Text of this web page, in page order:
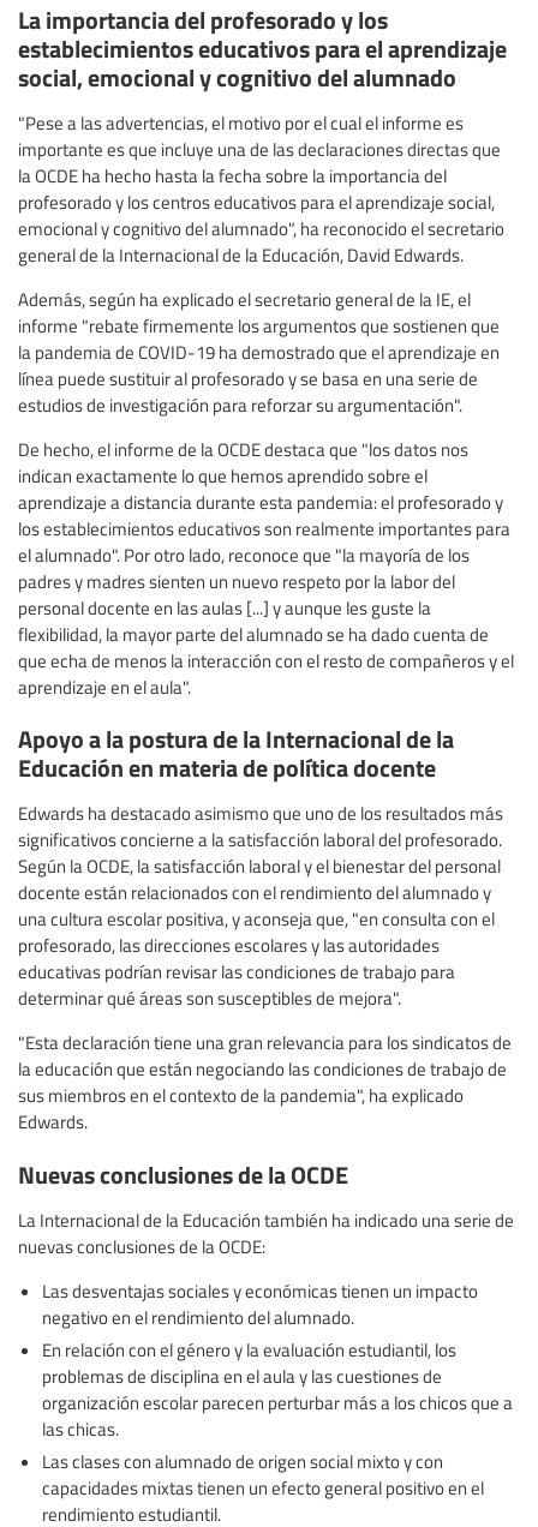
La importancia del profesorado y los
establecimientos educativos para el aprendizaje
social, emocional y cognitivo del alumnado
"Pese a las advertencias, el motivo por el cual el informe es
importante es que incluye una de las declaraciones directas que
la OCDE ha hecho hasta la fecha sobre la importancia del
profesorado y los centros educativos para el aprendizaje social,
emocional y cognitivo del alumnado", ha reconocido el secretario
general de la Internacional de la Educación, David Edwards.
Además, según ha explicado el secretario general de la IE, el
informe "rebate firmemente los argumentos que sostienen que
la pandemia de COVID-19 ha demostrado que el aprendizaje en
línea puede sustituir al profesorado y se basa en una serie de
estudios de investigación para reforzar su argumentación".
De hecho, el informe de la OCDE destaca que "los datos nos
indican exactamente lo que hemos aprendido sobre el
aprendizaje a distancia durante esta pandemia: el profesorado y
los establecimientos educativos son realmente importantes para
el alumnado". Por otro lado, reconoce que "la mayoría de los
padres y madres sienten un nuevo respeto por la labor del
personal docente en las aulas [...] y aunque les guste la
flexibilidad, la mayor parte del alumnado se ha dado cuenta de
que echa de menos la interacción con el resto de compañeros y el
aprendizaje en el aula".
Apoyo a la postura de la Internacional de la
Educación en materia de política docente
Edwards ha destacado asimismo que uno de los resultados más
significativos concierne a la satisfacción laboral del profesorado.
Según la OCDE, la satisfacción laboral y el bienestar del personal
docente están relacionados con el rendimiento del alumnado y
una cultura escolar positiva, y aconseja que, "en consulta con el
profesorado, las direcciones escolares y las autoridades
educativas podrían revisar las condiciones de trabajo para
determinar qué áreas son susceptibles de mejora".
"Esta declaración tiene una gran relevancia para los sindicatos de
la educación que están negociando las condiciones de trabajo de
sus miembros en el contexto de la pandemia", ha explicado
Edwards.
Nuevas conclusiones de la OCDE
La Internacional de la Educación también ha indicado una serie de
nuevas conclusiones de la OCDE:
Las desventajas sociales y económicas tienen un impacto
negativo en el rendimiento del alumnado.
En relación con el género y la evaluación estudiantil, los
problemas de disciplina en el aula y las cuestiones de
organización escolar parecen perturbar más a los chicos que a
las chicas.
Las clases con alumnado de origen social mixto y con
capacidades mixtas tienen un efecto general positivo en el
rendimiento estudiantil.